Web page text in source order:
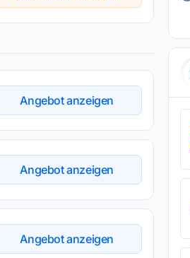
Angebot anzeigen
Angebot anzeigen
Angebot anzeigen